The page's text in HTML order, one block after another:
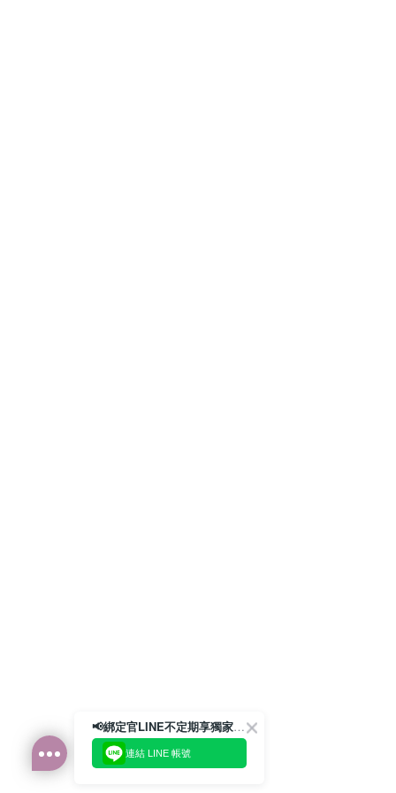
📢綁定官LINE不定期享獨家優惠券
連結 LINE 帳號